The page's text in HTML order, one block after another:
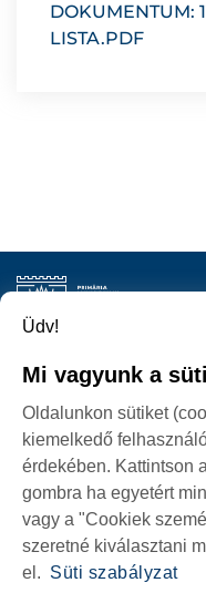
DOKUMENTUM:
LISTA.PDF
P-ȚA 25 OCTOMBRIE,
Üdv!
Mi vagyunk a
Oldalunkon sütiket
kiemelkedő
érdekében. Kattintson
gombra ha egyetért
vagy a "Cookiek
szeretné kiválasztani
el. Süti szabályzat